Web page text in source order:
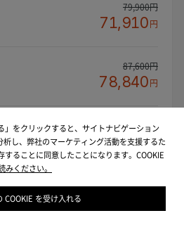
79,900円
71,910円
87,600円
78,840円
93,200円
83,880円
102,900円
」をクリックすると、サイトナビゲーション
し、弊社のマーケティング活動を支援するた
することに同意したことになります。COOKIE
みください。
COOKIE を受け入れる